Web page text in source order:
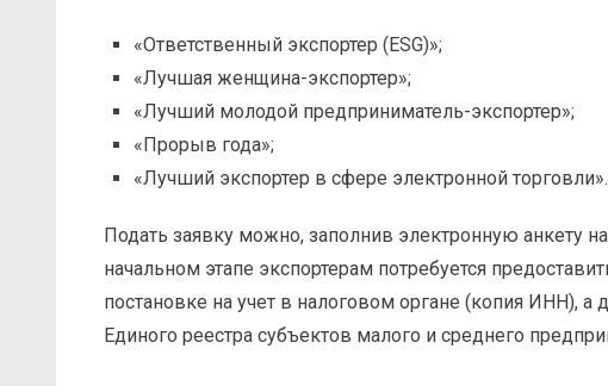
«Ответственный экспортер (ESG)»;
«Лучшая женщина-экспортер»;
«Лучший молодой предприниматель-экспортер»;
«Прорыв года»;
«Лучший экспортер в сфере электронной торговли».
Подать заявку можно, заполнив электронную анкету
начальном этапе экспортерам потребуется
постановке на учет в налоговом органе (копия ИНН),
Единого реестра субъектов малого и среднего